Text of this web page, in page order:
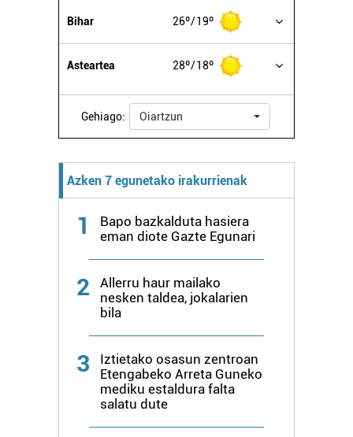
Bihar 26º 19º
Asteartea 28º 18º
Gehiago: Oiartzun
Azken 7 egunetako irakurrienak
1
Bapo bazkalduta hasiera
eman diote Gazte Egunari
2
Allerru haur mailako
nesken taldea, jokalarien
bila
3
Iztietako osasun zentroan
Etengabeko Arreta Guneko
mediku estaldura falta
salatu dute